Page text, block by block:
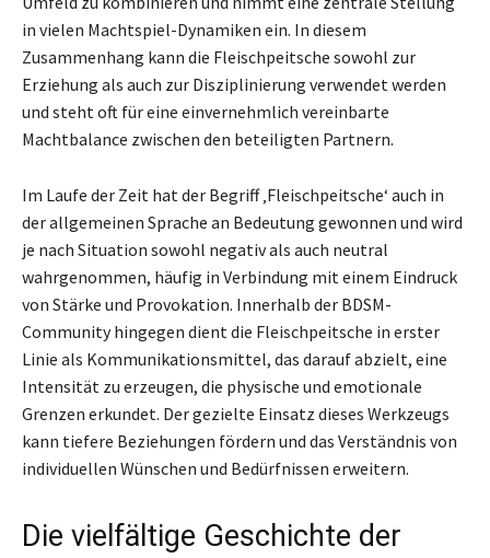
in vielen Machtspiel-Dynamiken ein. In diesem
Zusammenhang kann die Fleischpeitsche sowohl zur
Erziehung als auch zur Disziplinierung verwendet werden
und steht oft für eine einvernehmlich vereinbarte
Machtbalance zwischen den beteiligten Partnern.
Im Laufe der Zeit hat der Begriff ‚Fleischpeitsche‘ auch in
der allgemeinen Sprache an Bedeutung gewonnen und wird
je nach Situation sowohl negativ als auch neutral
wahrgenommen, häufig in Verbindung mit einem Eindruck
von Stärke und Provokation. Innerhalb der BDSM-
Community hingegen dient die Fleischpeitsche in erster
Linie als Kommunikationsmittel, das darauf abzielt, eine
Intensität zu erzeugen, die physische und emotionale
Grenzen erkundet. Der gezielte Einsatz dieses Werkzeugs
kann tiefere Beziehungen fördern und das Verständnis von
individuellen Wünschen und Bedürfnissen erweitern.
Die vielfältige Geschichte der